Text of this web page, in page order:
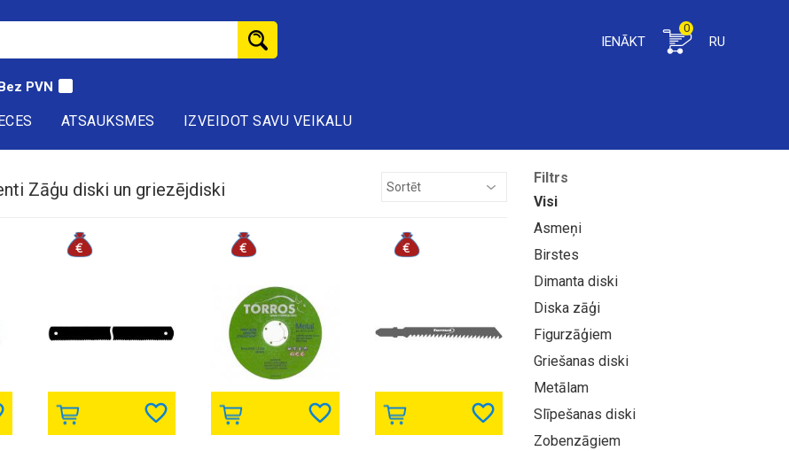
PVN
IENĀKT
0
RU
ATSAUKSMES IZVEIDOT SAVU VEIKALU
Zāģu diski un griezējdiski
Filtrs
Visi
Asmeņi
Birstes
Dimanta diski
Diska zāģi
Figurzāģiem
Griešanas diski
Metālam
Slīpešanas diski
Zobenzāgiem